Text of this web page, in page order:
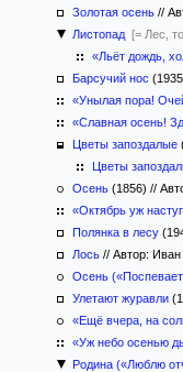
Золотая осень //
Листопад [= Лес,
«Льёт дождь,
Барсучий нос
«Унылая пора!
«Славная осень!
Цветы запоздалые
Цветы
Осень (1856) //
«Октябрь уж
Полянка в лесу
Лось // Автор:
Осень
Улетают журавли
«Ещё вчера, на
«Уж небо осенью
Родина («Люблю